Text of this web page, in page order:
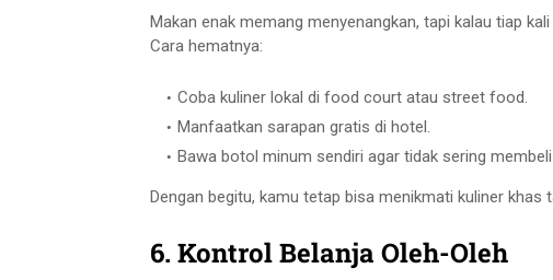
Makan enak memang menyenangkan, tapi kalau tiap
Cara hematnya:
Coba kuliner lokal di food court atau street food.
Manfaatkan sarapan gratis di hotel.
Bawa botol minum sendiri agar tidak sering
Dengan begitu, kamu tetap bisa menikmati kuliner khas
6. Kontrol Belanja Oleh-Oleh